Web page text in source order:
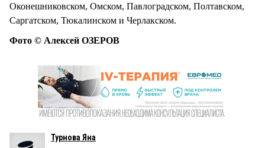
Оконешниковском, Омском, Павлоградском, Полтавском,
Саргатском, Тюкалинском и Черлакском.
Фото © Алексей ОЗЕРОВ
Турнова Яна